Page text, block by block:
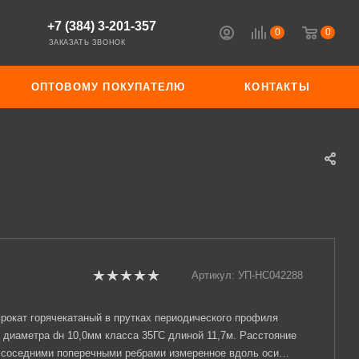
0 0
+7 (384) 3-201-357
ЗАКАЗАТЬ ЗВОНОК
ОПТОВОМУ ПОКУПАТЕЛЮ КОНТАКТЫ
Артикул: УП-НС042288
горячекатаный в прутках периодического профиля
диаметра dн 10,0мм класса 35ГС длиной 11,7м. Расстояние
поперечными ребрами измеренное вдоль оси